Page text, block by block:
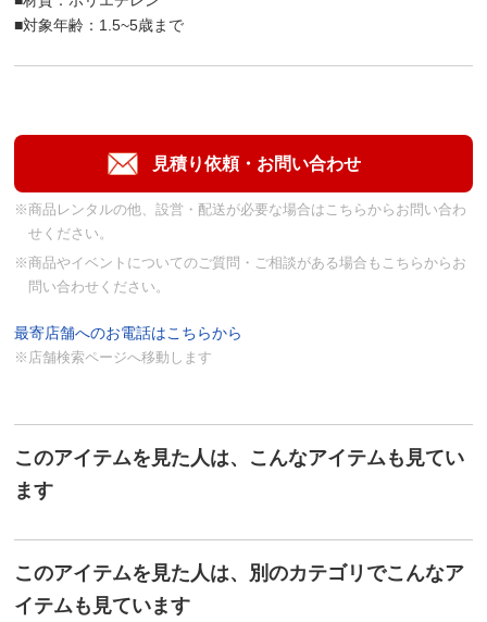
■対象年齢：1.5~5歳まで
※商品レンタルの他、設営・配送が必要な場合はこちらからお問い合わ
せください。
※商品やイベントについてのご質問・ご相談がある場合もこちらからお
問い合わせください。
最寄店舗へのお電話はこちらから
※店舗検索ページへ移動します
このアイテムを見た人は、こんなアイテムも見てい
ます
このアイテムを見た人は、別のカテゴリでこんなア
イテムも見ています